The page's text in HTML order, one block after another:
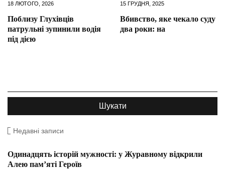
18 ЛЮТОГО, 2026
Поблизу Глухівців
патрульні зупинили водія
під дією
15 ГРУДНЯ, 2025
Вбивство, яке чекало суду
два роки: на
Недавні записи
Одинадцять історій мужності: у Журавному відкрили
Алею пам’яті Героїв